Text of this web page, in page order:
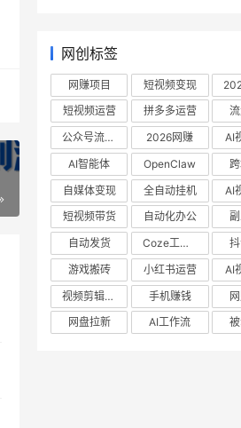
网创标签
网赚项目 短视频变现
短视频运营
拼多多运营
公众号流量主
2026网赚
AI
AI智能体
OpenClaw
自媒体变现
全自动挂机
AI
短视频带货
自动化办公
自动发货
Coze工作流
游戏搬砖
小红书运营
AI
视频剪辑教程
手机赚钱
网盘拉新
AI工作流